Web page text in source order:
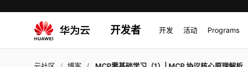
开发者 开发 活动 Programs